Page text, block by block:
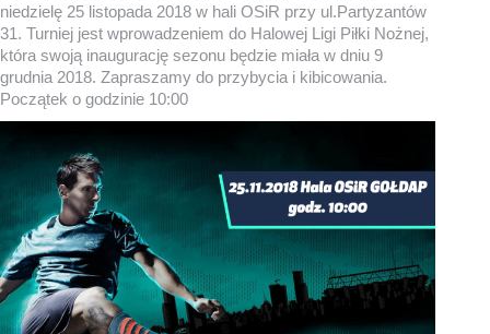
niedzielę 25 listopada 2018 w hali OSiR przy ul.Partyzantów
31. Turniej jest wprowadzeniem do Halowej Ligi Piłki Nożnej,
która swoją inaugurację sezonu będzie miała w dniu 9
grudnia 2018. Zapraszamy do przybycia i kibicowania.
Początek o godzinie 10:00